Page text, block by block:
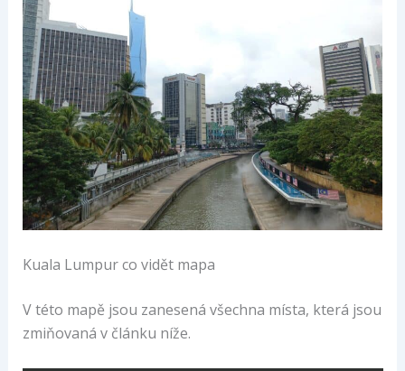
Kuala Lumpur co vidět mapa
V této mapě jsou zanesená všechna místa, která jsou
zmiňovaná v článku níže.